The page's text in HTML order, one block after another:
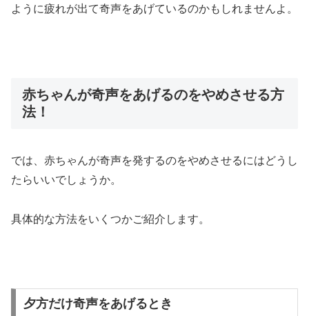
ように疲れが出て奇声をあげているのかもしれませんよ。
赤ちゃんが奇声をあげるのをやめさせる方
法！
では、赤ちゃんが奇声を発するのをやめさせるにはどうし
たらいいでしょうか。
具体的な方法をいくつかご紹介します。
夕方だけ奇声をあげるとき